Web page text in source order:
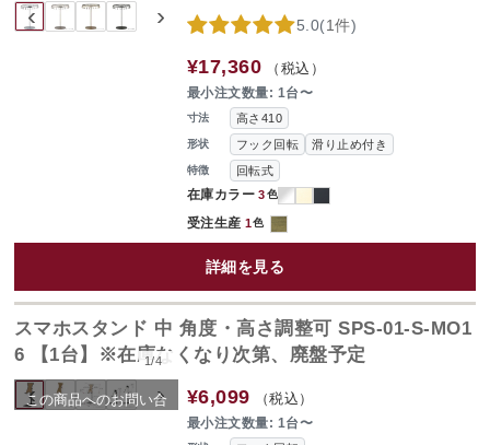
‹ ›
寸法 高さ410
形状 フック回転 滑り止め付き
特徴 回転式
在庫カラー 3色
受注生産 1色
5.0(1件)
¥17,360 （税込）
最小注文数量: 1台〜
詳細を見る
‹ ›
1/4
SOLD OUT
この商品へのお問い合
スマホスタンド 中 角度・高さ調整可 SPS-01-S-MO1
6 【1台】※在庫なくなり次第、廃盤予定
¥6,099 （税込）
最小注文数量: 1台〜